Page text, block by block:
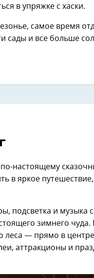
в упряжке с хаски.
самое время
сады и все больше
настоящему
в яркое
подсветка и музыка с
зимнего
леса — прямо в
аттракционы и